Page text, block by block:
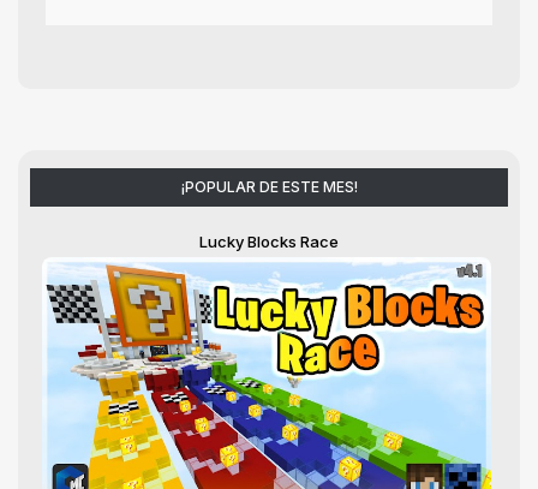
¡POPULAR DE ESTE MES!
Lucky Blocks Race